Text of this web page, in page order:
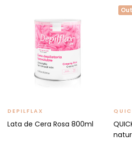
DEPILFLAX
Lata de Cera Rosa 800ml